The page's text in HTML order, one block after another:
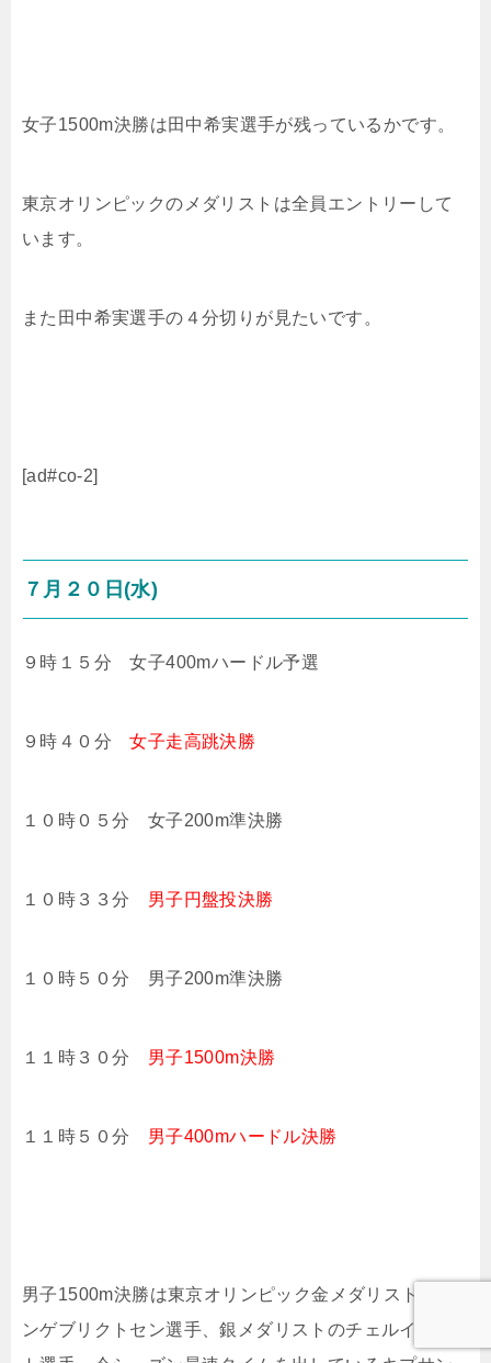
女子1500m決勝は田中希実選手が残っているかです。
東京オリンピックのメダリストは全員エントリーして
います。
また田中希実選手の４分切りが見たいです。
[ad#co-2]
７月２０日(水)
９時１５分 女子400mハードル予選
９時４０分女子走高跳決勝
１０時０５分 女子200m準決勝
１０時３３分 男子円盤投決勝
１０時５０分 男子200m準決勝
１１時３０分 男子1500m決勝
１１時５０分 男子400mハードル決勝
男子1500m決勝は東京オリンピック金メダリストのイ
ンゲブリクトセン選手、銀メダリストのチェルイヨッ